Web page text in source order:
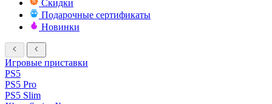
Скидки
Подарочные сертификаты
Новинки
Игровые приставки
PS5
PS5 Pro
PS5 Slim